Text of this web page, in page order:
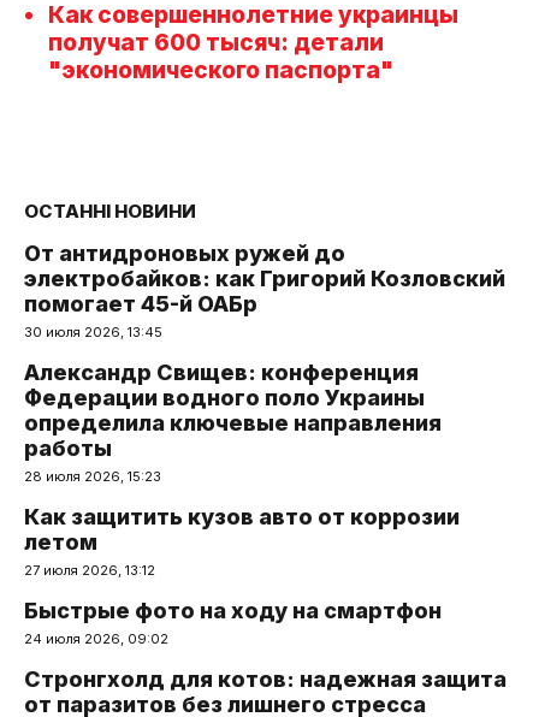
Как совершеннолетние украинцы
получат 600 тысяч: детали
"экономического паспорта"
ОСТАННІ НОВИНИ
От антидроновых ружей до
электробайков: как Григорий Козловский
помогает 45-й ОАБр
30 июля 2026, 13:45
Александр Свищев: конференция
Федерации водного поло Украины
определила ключевые направления
работы
28 июля 2026, 15:23
Как защитить кузов авто от коррозии
летом
27 июля 2026, 13:12
Быстрые фото на ходу на смартфон
24 июля 2026, 09:02
Стронгхолд для котов: надежная защита
от паразитов без лишнего стресса